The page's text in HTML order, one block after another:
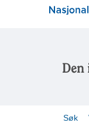
Den
Søk